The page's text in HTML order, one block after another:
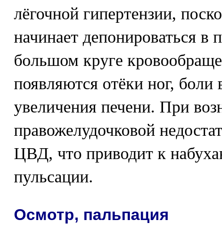
лёгочной гипертензии,
начинает депонироваться в
большом круге
появляются отёки ног, боли
увеличения печени. При
правожелудочковой
ЦВД, что приводит к
пульсации.
Осмотр, пальпация